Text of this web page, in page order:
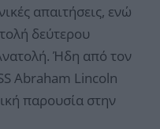
απαιτήσεις, ενώ
δεύτερου
Ήδη από τον
Abraham Lincoln
παρουσία στην